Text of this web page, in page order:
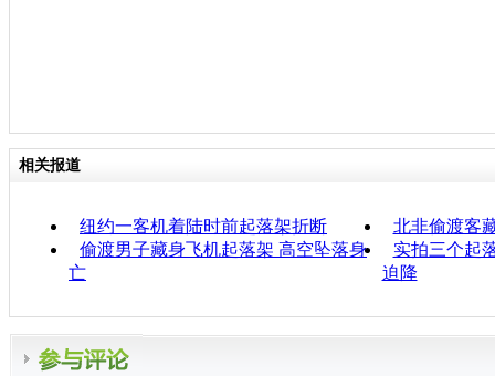
相关报道
纽约一客机着陆时前起落架折断
北非偷渡客
偷渡男子藏身飞机起落架 高空坠落身
亡
实拍三个起
迫降